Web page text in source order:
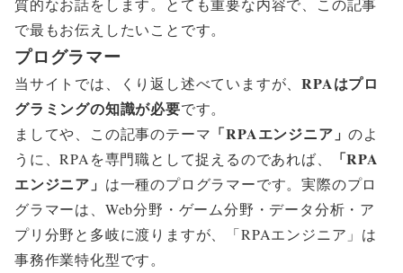
質的なお話をします。とても重要な内容で、この記事
で最もお伝えしたいことです。
プログラマー
当サイトでは、くり返し述べていますが、RPAはプロ
グラミングの知識が必要です。
ましてや、この記事のテーマ 「RPAエンジニア」のよ
うに、RPAを専門職として捉えるのであれば、
「RPA
エンジニア」 は一種のプログラマーです。実際のプロ
グラマーは、Web分野・ゲーム分野・データ分析・ア
プリ分野と多岐に渡りますが、「RPAエンジニア」は
事務作業特化型です。